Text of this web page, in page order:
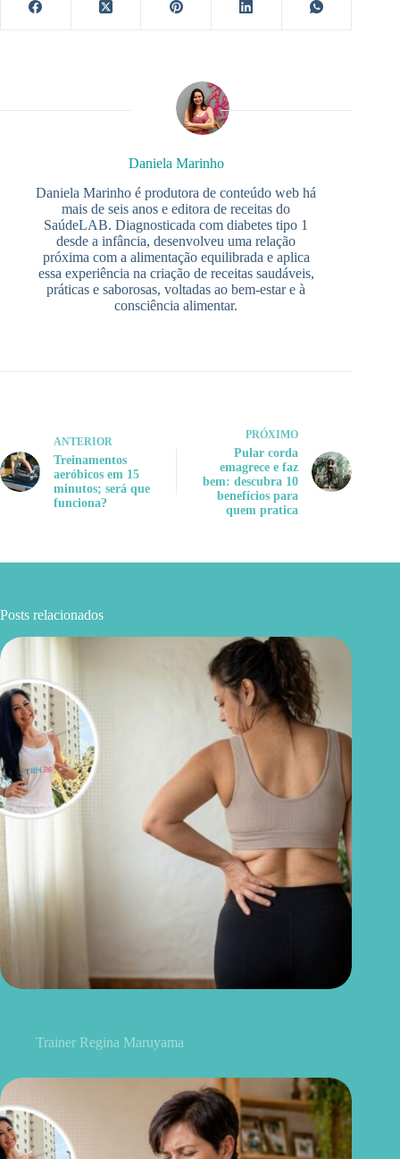
Daniela Marinho
Daniela Marinho é produtora de conteúdo web há
mais de seis anos e editora de receitas do
SaúdeLAB. Diagnosticada com diabetes tipo 1
desde a infância, desenvolveu uma relação
próxima com a alimentação equilibrada e aplica
essa experiência na criação de receitas saudáveis,
práticas e saborosas, voltadas ao bem-estar e à
consciência alimentar.
ANTERIOR
Treinamentos
aeróbicos em 15
minutos; será que
funciona?
PRÓXIMO
Pular corda
emagrece e faz
bem: descubra 10
benefícios para
quem pratica
Posts relacionados
Trainer Regina Maruyama